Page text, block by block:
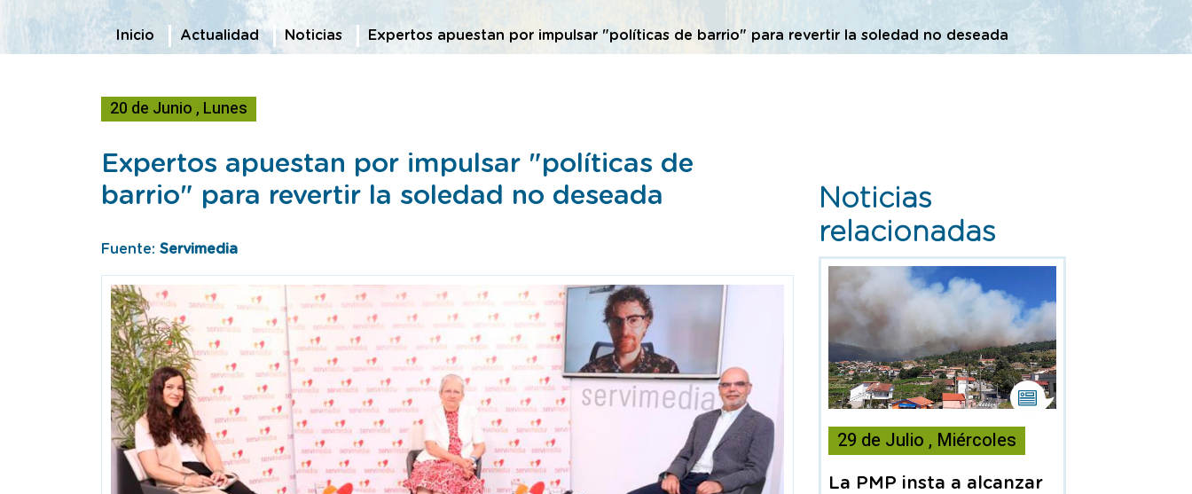
Te encuentras en
Inicio Actualidad Noticias Expertos apuestan por impulsar "políticas de barrio" para revertir la soledad no deseada
20 de Junio, Lunes
Expertos apuestan por impulsar "políticas de
barrio" para revertir la soledad no deseada
Fuente: Servimedia
Noticias
relacionadas
Esta
noticia
contiene
Nota
de
29 de Julio , Miércoles
La PMP insta a alcanzar